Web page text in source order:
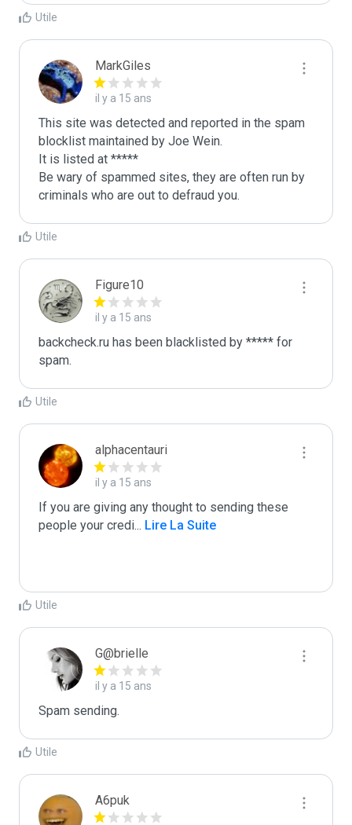
Utile
MarkGiles
il y a 15 ans
This site was detected and reported in the spam
blocklist maintained by Joe Wein.
It is listed at *****
Be wary of spammed sites, they are often run by
criminals who are out to defraud you.
Utile
Figure10
il y a 15 ans
backcheck.ru has been blacklisted by ***** for
spam.
Utile
alphacentauri
il y a 15 ans
If you are giving any thought to sending these
people your credi... Lire La Suite
Utile
G@brielle
il y a 15 ans
Spam sending.
Utile
A6puk